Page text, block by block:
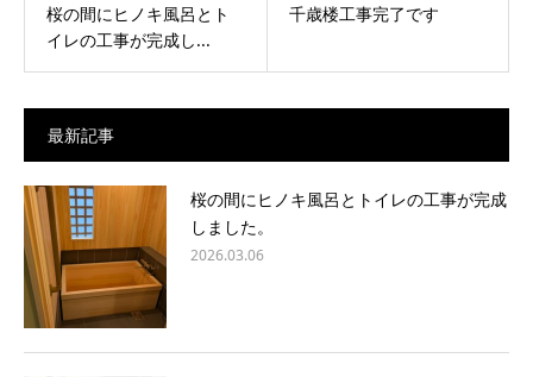
桜の間にヒノキ風呂とト
イレの工事が完成し...
千歳楼工事完了です
最新記事
桜の間にヒノキ風呂とトイレの工事が完成
しました。
2026.03.06